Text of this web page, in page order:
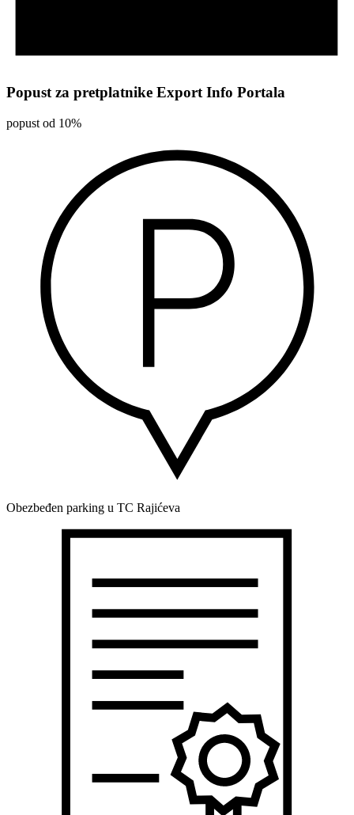
Popust za pretplatnike Export Info Portala
popust od 10%
Obezbeđen parking u TC Rajićeva